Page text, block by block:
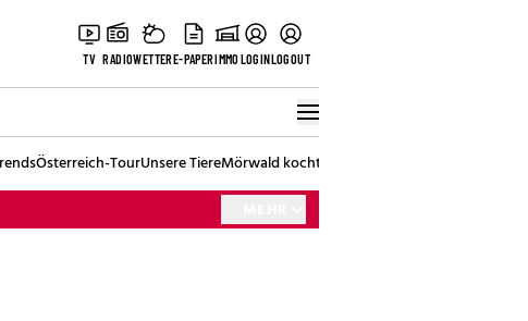
TV RADIOWETTERE-PAPERIMMOLOGINLOGOUT
Österreich-TourUnsere TiereMörwald kocht